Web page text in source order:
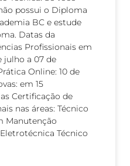
possui o Diploma
BC e estude
Datas da
Profissionais em
julho a 07 de
Online: 10 de
em 15
Certificação de
nas áreas: Técnico
Manutenção
Técnico